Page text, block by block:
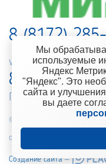
8 (8172)
web-
8 900 501-
Горячая линия
© 2010-2021 Компания
отделочных материалов
Создание сайта –
Мы
используемые
Яндекс
"Яндекс". Это
сайта и
вы даете